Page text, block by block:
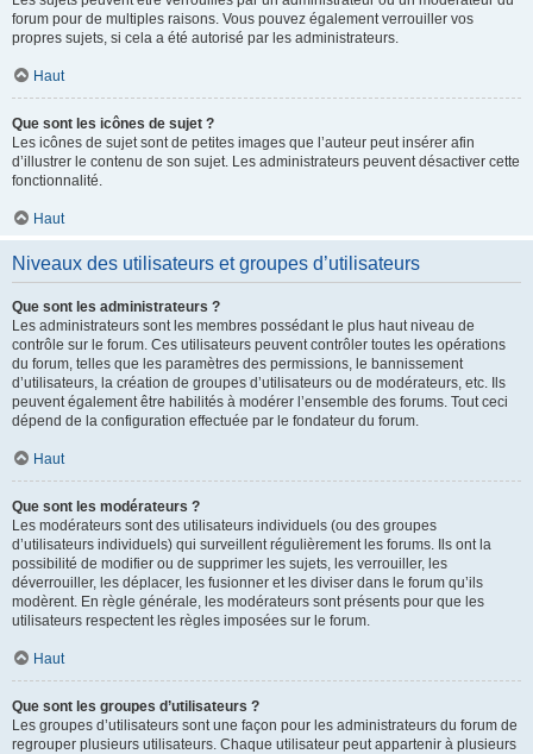
forum pour de multiples raisons. Vous pouvez également verrouiller vos
propres sujets, si cela a été autorisé par les administrateurs.
Haut
Que sont les icônes de sujet ?
Les icônes de sujet sont de petites images que l’auteur peut insérer afin
d’illustrer le contenu de son sujet. Les administrateurs peuvent désactiver cette
fonctionnalité.
Haut
Niveaux des utilisateurs et groupes d’utilisateurs
Que sont les administrateurs ?
Les administrateurs sont les membres possédant le plus haut niveau de
contrôle sur le forum. Ces utilisateurs peuvent contrôler toutes les opérations
du forum, telles que les paramètres des permissions, le bannissement
d’utilisateurs, la création de groupes d’utilisateurs ou de modérateurs, etc. Ils
peuvent également être habilités à modérer l’ensemble des forums. Tout ceci
dépend de la configuration effectuée par le fondateur du forum.
Haut
Que sont les modérateurs ?
Les modérateurs sont des utilisateurs individuels (ou des groupes
d’utilisateurs individuels) qui surveillent régulièrement les forums. Ils ont la
possibilité de modifier ou de supprimer les sujets, les verrouiller, les
déverrouiller, les déplacer, les fusionner et les diviser dans le forum qu’ils
modèrent. En règle générale, les modérateurs sont présents pour que les
utilisateurs respectent les règles imposées sur le forum.
Haut
Que sont les groupes d’utilisateurs ?
Les groupes d’utilisateurs sont une façon pour les administrateurs du forum de
regrouper plusieurs utilisateurs. Chaque utilisateur peut appartenir à plusieurs